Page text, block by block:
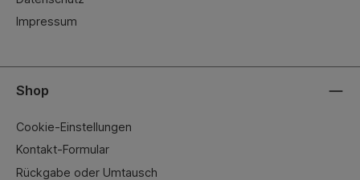
Impressum
Shop
Cookie-Einstellungen
Kontakt-Formular
Rückgabe oder Umtausch